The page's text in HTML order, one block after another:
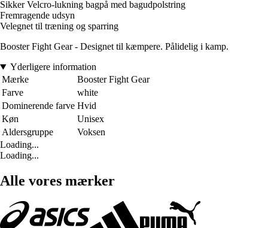
Sikker Velcro-lukning bagpå med bagudpolstring
Fremragende udsyn
Velegnet til træning og sparring
Booster Fight Gear - Designet til kæmpere. Pålidelig i kamp.
Yderligere information
Mærke
Booster Fight Gear
Farve
white
Dominerende farve Hvid
Køn
Unisex
Aldersgruppe
Voksen
Loading...
Loading...
Alle vores mærker